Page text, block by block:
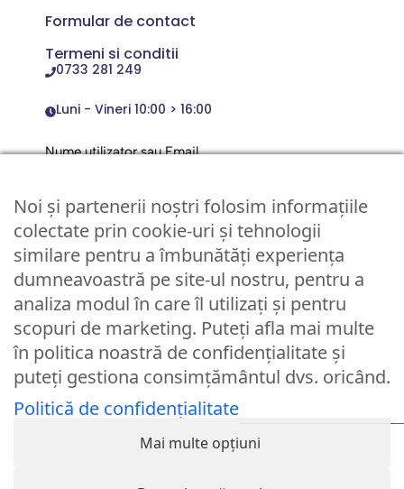
Formular de contact
Termeni si conditii
0733 281 249
Luni - Vineri 10:00 > 16:00
Nume utilizator sau Email
Parola
Remember Me
Logare
Lost your password?
© Partybaloane.ro - Toate drepturile rezervate. ™
Noi și partenerii noștri folosim informațiile
colectate prin cookie-uri și tehnologii
similare pentru a îmbunătăți experiența
dumneavoastră pe site-ul nostru, pentru a
analiza modul în care îl utilizați și pentru
scopuri de marketing. Puteți afla mai multe
în politica noastră de confidențialitate și
puteți gestiona consimțământul dvs. oricând.
Politică de confidențialitate
Mai multe opțiuni